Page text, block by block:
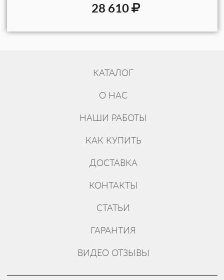
28 610
КАТАЛОГ
О НАС
НАШИ РАБОТЫ
КАК КУПИТЬ
ДОСТАВКА
КОНТАКТЫ
СТАТЬИ
ГАРАНТИЯ
ВИДЕО ОТЗЫВЫ